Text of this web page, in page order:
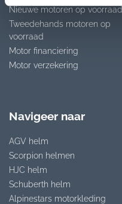
Nieuwe motoren op voorraad
Tweedehands motoren op
voorraad
Motor financiering
Motor verzekering
Navigeer naar
AGV helm
Scorpion helmen
HJC helm
Schuberth helm
Alpinestars motorkleding